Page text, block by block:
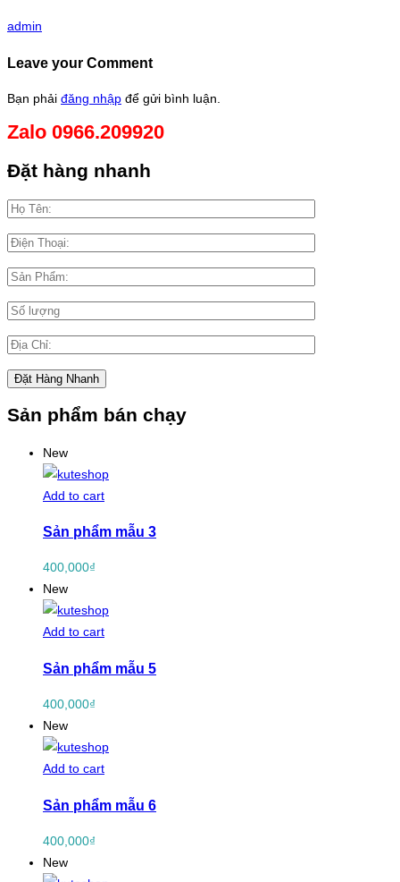
admin
Leave your Comment
Bạn phải đăng nhập để gửi bình luận.
Zalo 0966.209920
Đặt hàng nhanh
Sản phẩm bán chạy
New
Add to cart
Sản phẩm mẫu 3
400,000₫
New
Add to cart
Sản phẩm mẫu 5
400,000₫
New
Add to cart
Sản phẩm mẫu 6
400,000₫
New